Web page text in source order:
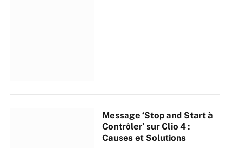
Message ‘Stop and Start à
Contrôler’ sur Clio 4 :
Causes et Solutions